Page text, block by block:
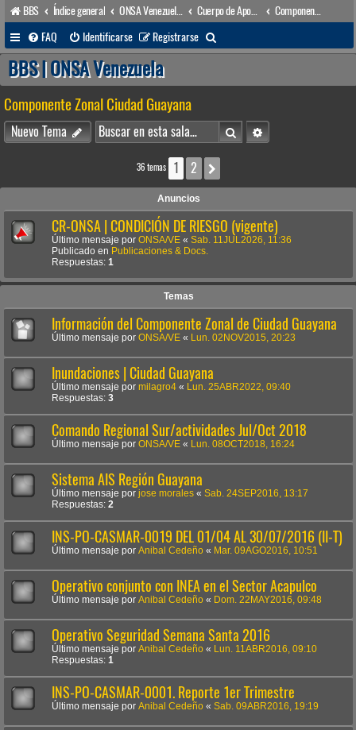
BBS Índice general
FAQ
Identificarse Registrarse
u
a
r
BBS | ONSA Venezuela
Componente Zonal Ciudad Guayana
Nuevo Tema BuscarBúsqueda avanzada
36 temas 1 2
Anuncios
CR-ONSA | CONDICIÓN DE RIESGO (vigente)
Último mensaje por ONSA/VE « Sab. 11JUL2026, 11:36
Publicado en Publicaciones & Docs.
Respuestas: 1
Temas
Información del Componente Zonal de Ciudad Guayana
Último mensaje por ONSA/VE « Lun. 02NOV2015, 20:23
Inundaciones | Ciudad Guayana
Último mensaje por milagro4 «
Lun. 25ABR2022, 09:40
Respuestas: 3
Comando Regional Sur/actividades Jul/Oct 2018
Último mensaje por ONSA/VE « Lun. 08OCT2018, 16:24
Sistema AIS Región Guayana
Último mensaje por jose morales « Sab. 24SEP2016, 13:17
Respuestas: 2
INS-PO-CASMAR-0019 DEL 01/04 AL 30/07/2016 (II-T)
Último mensaje por Anibal Cedeño « Mar. 09AGO2016, 10:51
Operativo conjunto con INEA en el Sector Acapulco
Último mensaje por Anibal Cedeño « Dom. 22MAY2016, 09:48
Operativo Seguridad Semana Santa 2016
Último mensaje por Anibal Cedeño «
Lun. 11ABR2016, 09:10
Respuestas: 1
INS-PO-CASMAR-0001. Reporte 1er Trimestre
Último mensaje por Anibal Cedeño « Sab. 09ABR2016, 19:19